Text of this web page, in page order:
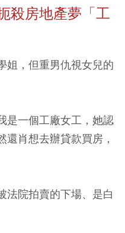
殺房地產夢「工
姐，但重男仇視女兒的
是一個工廠女工，她認
肖想去辦貸款買房，
法院拍賣的下場、是白